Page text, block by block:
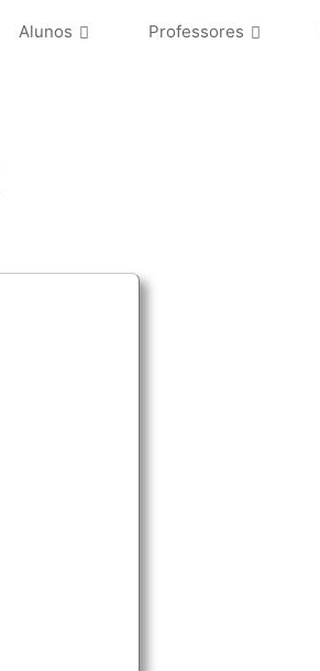
Alunos Professores